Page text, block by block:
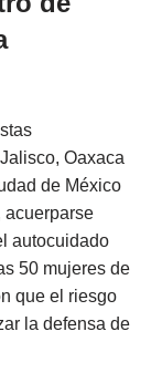
Oaxaca
de México
acuerparse
autocuidado
50 mujeres de
que el riesgo
la defensa de